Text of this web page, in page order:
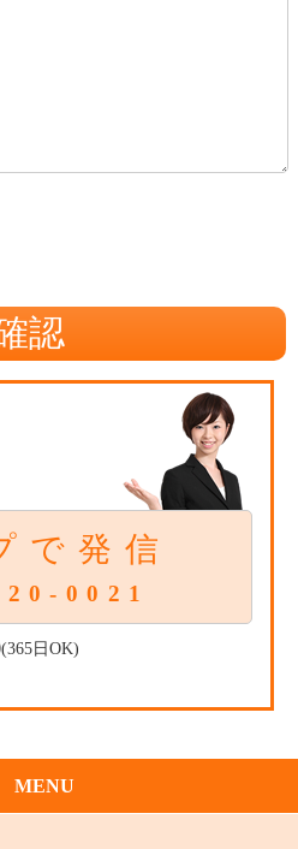
で発信
0021
日OK)
MENU